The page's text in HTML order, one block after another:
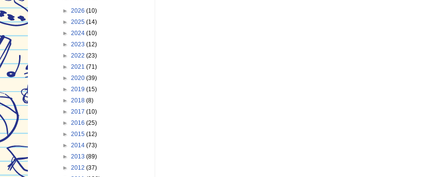
► 2026 (10)
► 2025 (14)
► 2024 (10)
► 2023 (12)
► 2022 (23)
► 2021 (71)
► 2020 (39)
► 2019 (15)
► 2018 (8)
► 2017 (10)
► 2016 (25)
► 2015 (12)
► 2014 (73)
► 2013 (89)
► 2012 (37)